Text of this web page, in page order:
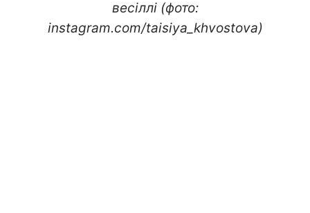
весіллі (фото:
instagram.com/taisiya_khvostova)